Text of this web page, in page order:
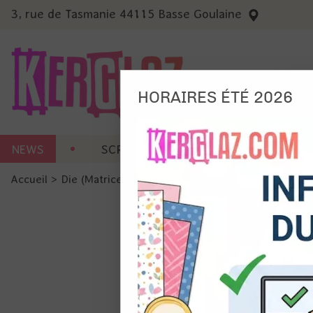
3, rue de Tasmanie 44115 Basse Goulaine
NEWS SCRAP CARTERIE MACHINES
Accueil > Die (Matrice de découpe) Die format standard
Ils
et du
précises
Si vous
de la
HORAIRES ÉTÉ 2026